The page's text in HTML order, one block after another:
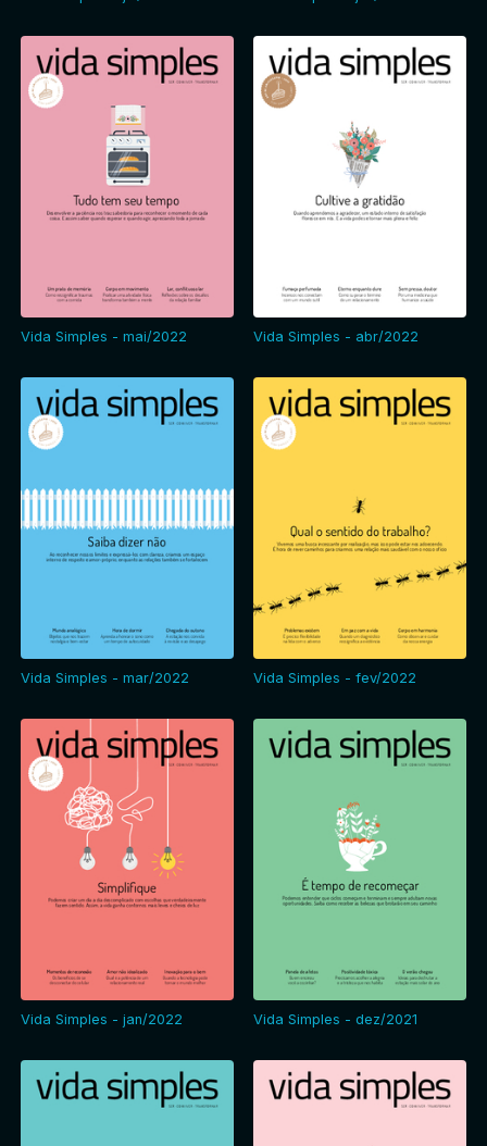
Vida Simples - mai/2022 Vida Simples - abr/2022
Vida Simples - mar/2022 Vida Simples - fev/2022
Vida Simples - jan/2022 Vida Simples - dez/2021